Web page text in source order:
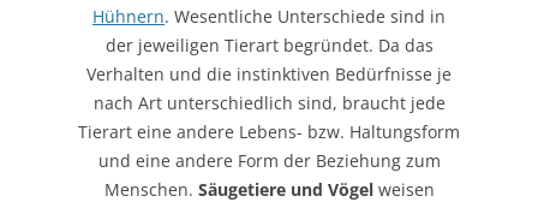
Hühnern. Wesentliche Unterschiede sind in
der jeweiligen Tierart begründet. Da das
Verhalten und die instinktiven Bedürfnisse je
nach Art unterschiedlich sind, braucht jede
Tierart eine andere Lebens- bzw. Haltungsform
und eine andere Form der Beziehung zum
Menschen. Säugetiere und Vögel weisen